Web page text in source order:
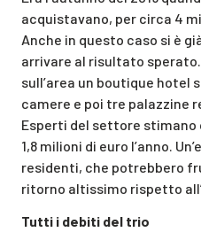
acquistavano, per circa 4
Anche in questo caso si è
arrivare al risultato
sull’area un boutique hotel
camere e poi tre palazzine
Esperti del settore stimano
1,8 milioni di euro l’anno.
residenti, che potrebbero
ritorno altissimo rispetto
Tutti i debiti del trio